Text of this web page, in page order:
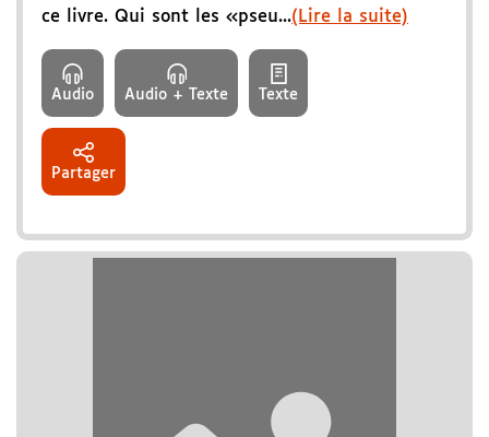
ce livre. Qui sont les «pseu...(Lire la suite)
Audio Audio + Texte Texte
Partager